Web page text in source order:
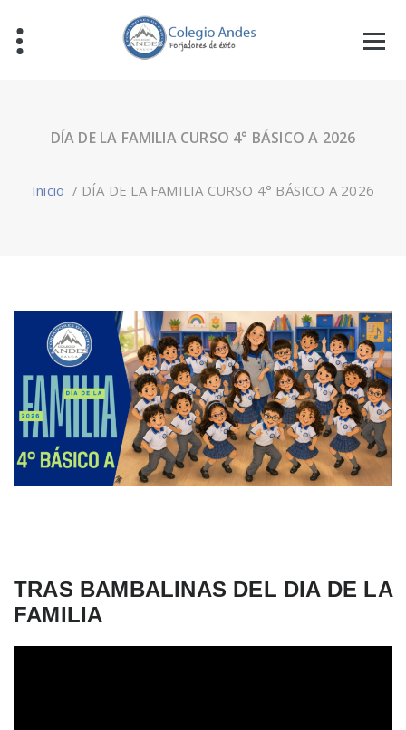
DÍA DE LA FAMILIA CURSO 4° BÁSICO A 2026
Inicio / DÍA DE LA FAMILIA CURSO 4° BÁSICO A 2026
TRAS BAMBALINAS DEL DIA DE LA
FAMILIA